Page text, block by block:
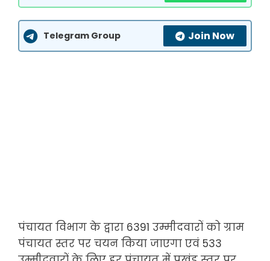
Telegram Group Join Now
पंचायत विभाग के द्वारा 6391 उम्मीदवारों को ग्राम
पंचायत स्तर पर चयन किया जाएगा एवं 533